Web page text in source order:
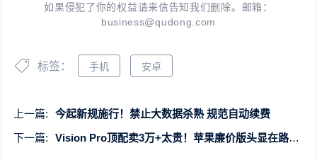
如果侵犯了你的权益请来信告知我们删除。邮箱：
business@qudong.com
标签： 手机 安卓
上一篇:
今起新规施行！禁止大数据杀熟 规范自动续费
下一篇:
Vision Pro顶配卖3万+太贵！苹果廉价版头显在路上：供应商换了